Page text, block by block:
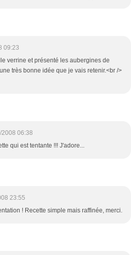
09:23
verrine et présenté les aubergines de
très bonne idée que je vais retenir.<br />
2008 06:38
qui est tentante !!! J'adore...
23:55
! Recette simple mais raffinée, merci.